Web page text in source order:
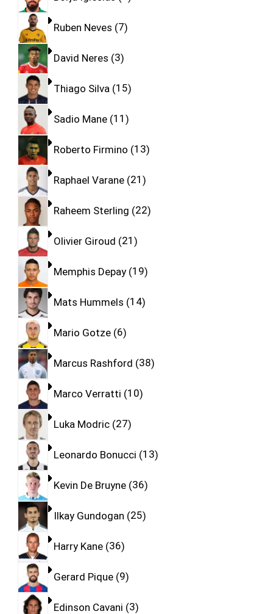
Ruben Neves 7
David Neres 3
Thiago Silva 15
Sadio Mane 11
Roberto Firmino 13
Raphael Varane 21
Raheem Sterling 22
Olivier Giroud 21
Memphis Depay 19
Mats Hummels 14
Mario Gotze 6
Marcus Rashford 38
Marco Verratti 10
Luka Modric 27
Leonardo Bonucci 13
Kevin De Bruyne 36
Ilkay Gundogan 25
Harry Kane 36
Gerard Pique 9
Edinson Cavani 3